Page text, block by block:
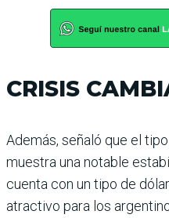
CRISIS
Además, señaló que el
muestra una notable
cuenta con un tipo de
atractivo para los